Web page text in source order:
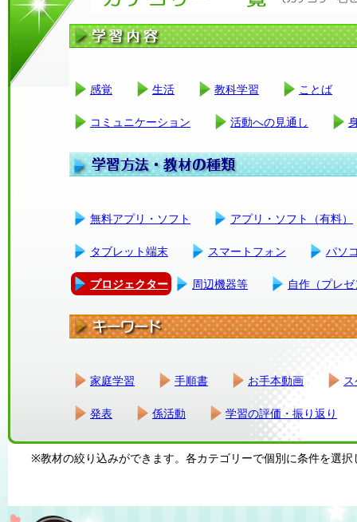
感覚 生活 教科学習 ことば
コミュニケーション 活動への見通し
無料アプリ・ソフト アプリ・ソフト（有料）
タブレット端末 スマートフォン パソ
プロジェクター 周辺機器等 自作（プレ
家庭学習 手順書 お手本動画
発表 係活動 学習の評価・振り返り
※教材の絞り込みができます。各カテゴリーで個別に条件を選択